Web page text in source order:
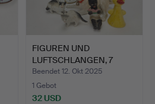
FIGUREN UND
LUFTSCHLANGEN, 7
Stück. Kerami…
Beendet 12. Okt 2025
1 Gebot
32 USD